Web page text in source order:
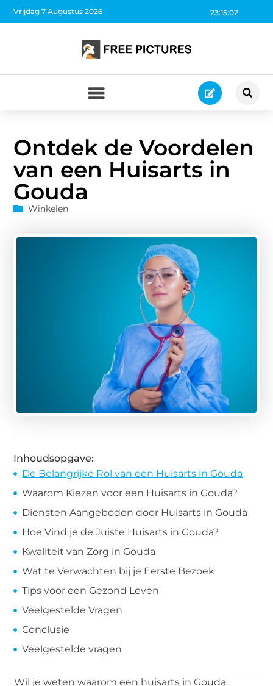
23:15:03
Vrijdag 7 Augustus 2026
Ontdek de Voordelen
van een Huisarts in
Gouda
Winkelen
Inhoudsopgave:
De Belangrijke Rol van een Huisarts in Gouda
Waarom Kiezen voor een Huisarts in Gouda?
Diensten Aangeboden door Huisarts in Gouda
Hoe Vind je de Juiste Huisarts in Gouda?
Kwaliteit van Zorg in Gouda
Wat te Verwachten bij je Eerste Bezoek
Tips voor een Gezond Leven
Veelgestelde Vragen
Conclusie
Veelgestelde vragen
Wil je weten waarom een huisarts in Gouda.